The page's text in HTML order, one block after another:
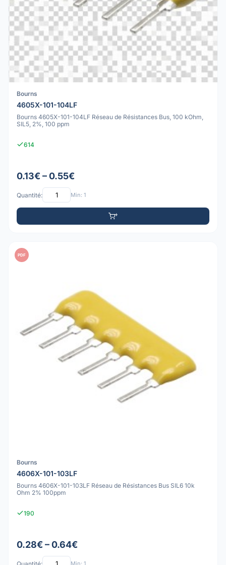
Bourns
4605X-101-104LF
Bourns 4605X-101-104LF Réseau de Résistances Bus, 100 kOhm,
SIL5, 2%, 100 ppm
614
0.13€ – 0.55€
Quantité: Min: 1
PDF
Bourns
4606X-101-103LF
Bourns 4606X-101-103LF Réseau de Résistances Bus SIL6 10k
Ohm 2% 100ppm
190
0.28€ – 0.64€
Min: 1